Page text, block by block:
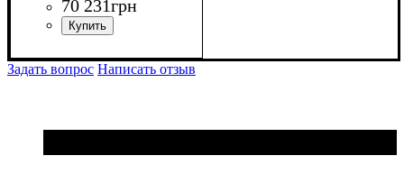
70 231грн
Задать вопрос Написать отзыв